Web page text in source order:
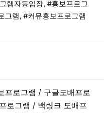
램자동입장, #홍보프로그
그램, #커뮤홍보프로그램
로그램 / 구글도배프로
로그램 / 백링크 도배프